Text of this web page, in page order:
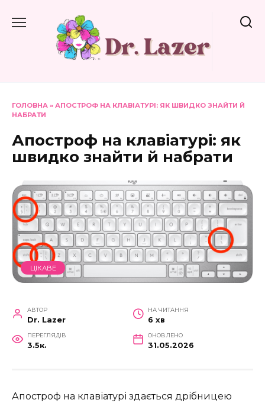
до
ГОЛОВНА » АПОСТРОФ НА КЛАВІАТУРІ: ЯК ШВИДКО ЗНАЙТИ Й
НАБРАТИ
Апостроф на клавіатурі: як
швидко знайти й набрати
ЦІКАВЕ
АВТОР
Dr. Lazer
НА ЧИТАННЯ
6 хв
ПЕРЕГЛЯДІВ
3.5к.
ОНОВЛЕНО
31.05.2026
Апостроф на клавіатурі здається дрібницею